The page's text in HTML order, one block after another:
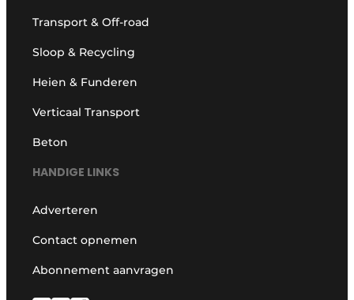
Transport & Off-road
Sloop & Recycling
Heien & Funderen
Verticaal Transport
Beton
HANDIGE LINKS
Adverteren
Contact opnemen
Abonnement aanvragen